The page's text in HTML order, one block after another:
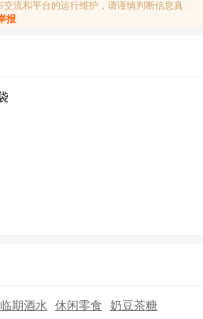
流和平台的运行维护，请谨慎判断信息真
报
临期酒水 休闲零食 奶豆茶糖